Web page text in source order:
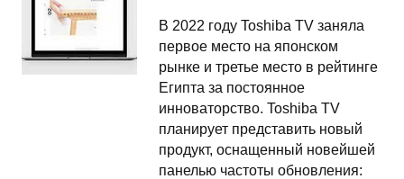
В 2022 году Toshiba TV заняла
первое место на японском
рынке и третье место в рейтинге
Египта за постоянное
инноваторство. Toshiba TV
планирует представить новый
продукт, оснащенный новейшей
панелью частоты обновления: